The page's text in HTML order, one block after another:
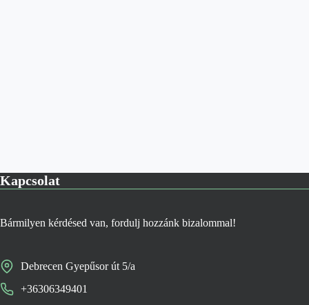
Kapcsolat
Bármilyen kérdésed van, fordulj hozzánk bizalommal!
Debrecen Gyepűsor út 5/a
+36306349401